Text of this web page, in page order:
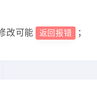
改可能 返回报错 ；